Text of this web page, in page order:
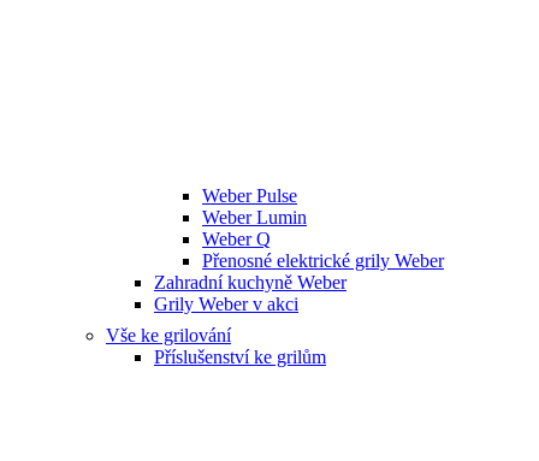
Weber Pulse
Weber Lumin
Weber Q
Přenosné elektrické grily Weber
Zahradní kuchyně Weber
Grily Weber v akci
Vše ke grilování
Příslušenství ke grilům